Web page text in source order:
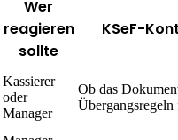
Wer
reagieren
sollte
KSeF-
Kassierer
oder
Manager
Ob das
Übergangsregeln